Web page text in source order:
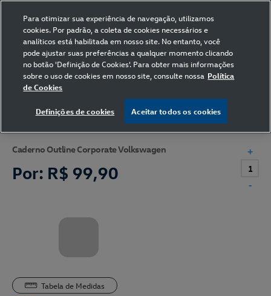
Home Volkswagen Papelaria Caderno
Caderno Outline Corporate Volkswagen
Por: R$ 99,90
Tabela de Medidas
-
+
Para otimizar sua experiência de navegação, utilizamos
cookies. Por padrão, a coleta de cookies necessários e
analíticos está habilitada em nosso site. No entanto, você
pode ajustar suas preferências a qualquer momento clicando
no botão 'Definição de Cookies'. Para obter mais informações
sobre o uso de cookies em nosso site, consulte nossa Política
de Cookies
Definições de cookies Aceitar todos os cookies